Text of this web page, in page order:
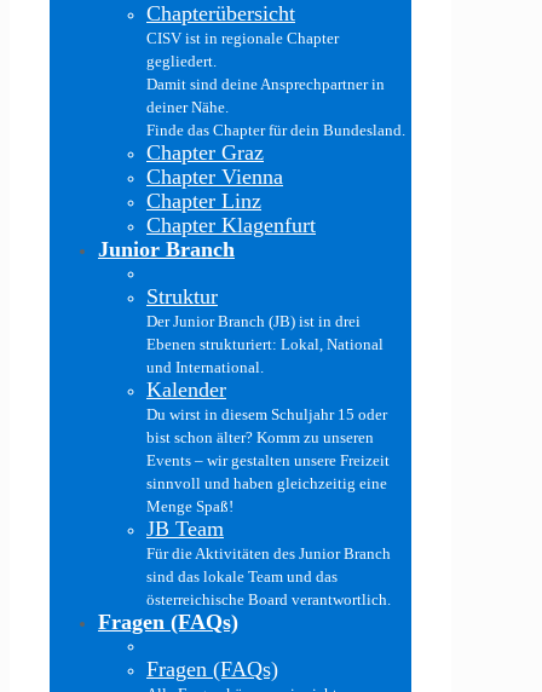
Chapterübersicht
CISV ist in regionale Chapter
gegliedert.
Damit sind deine Ansprechpartner in
deiner Nähe.
Finde das Chapter für dein Bundesland.
Chapter Graz
Chapter Vienna
Chapter Linz
Chapter Klagenfurt
Junior Branch
Struktur
Der Junior Branch (JB) ist in drei
Ebenen strukturiert: Lokal, National
und International.
Kalender
Du wirst in diesem Schuljahr 15 oder
bist schon älter? Komm zu unseren
Events – wir gestalten unsere Freizeit
sinnvoll und haben gleichzeitig eine
Menge Spaß!
JB Team
Für die Aktivitäten des Junior Branch
sind das lokale Team und das
österreichische Board verantwortlich.
Fragen (FAQs)
Fragen (FAQs)